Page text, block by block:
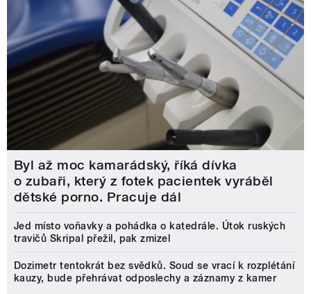
Byl až moc kamarádský, říká dívka
o zubaři, který z fotek pacientek vyráběl
dětské porno. Pracuje dál
Jed místo voňavky a pohádka o katedrále. Útok ruských
travičů Skripal přežil, pak zmizel
Dozimetr tentokrát bez svědků. Soud se vrací k rozplétání
kauzy, bude přehrávat odposlechy a záznamy z kamer